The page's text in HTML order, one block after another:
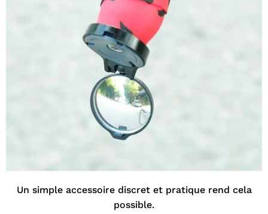
Un simple accessoire discret et pratique rend cela
possible.